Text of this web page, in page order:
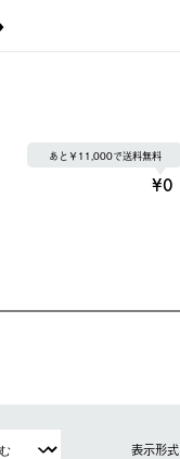
あと￥11,000で送料無料
¥0
表示形式